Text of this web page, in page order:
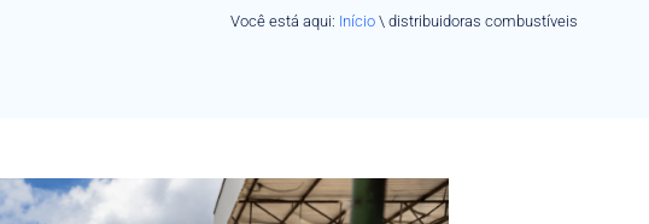
Você está aqui: Início \ distribuidoras combustíveis